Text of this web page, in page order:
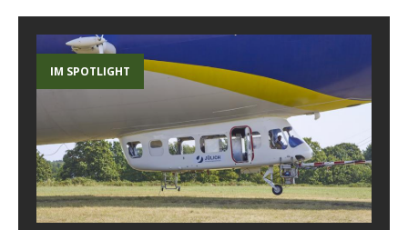
IM SPOTLIGHT